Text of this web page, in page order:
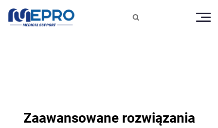

Zaawansowane rozwiązania